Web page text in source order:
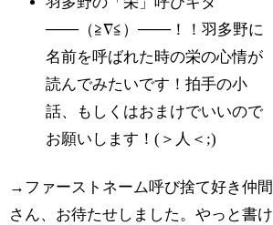
───（≧∇≦）───！！羽多野に
名前を呼ばれた時の栄の心情が
読んでみたいです！拍手の小
話、もしくはおまけでいいので
お願いします！(＞人＜;)
→ファーストネーム呼び捨て好き仲間
さん、お待たせしました。やっと書け